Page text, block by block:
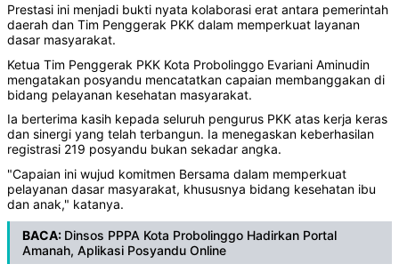
‎Prestasi ini menjadi bukti nyata kolaborasi erat antara pemerintah
daerah dan Tim Penggerak PKK dalam memperkuat layanan
dasar masyarakat.
‎Ketua Tim Penggerak PKK Kota Probolinggo Evariani Aminudin
mengatakan posyandu mencatatkan capaian membanggakan di
bidang pelayanan kesehatan masyarakat.
‎Ia berterima kasih kepada seluruh pengurus PKK atas kerja keras
dan sinergi yang telah terbangun. Ia menegaskan keberhasilan
registrasi 219 posyandu bukan sekadar angka.
‎"Capaian ini wujud komitmen Bersama dalam memperkuat
pelayanan dasar masyarakat, khususnya bidang kesehatan ibu
dan anak," katanya.
BACA: Dinsos PPPA Kota Probolinggo Hadirkan Portal
Amanah, Aplikasi Posyandu Online